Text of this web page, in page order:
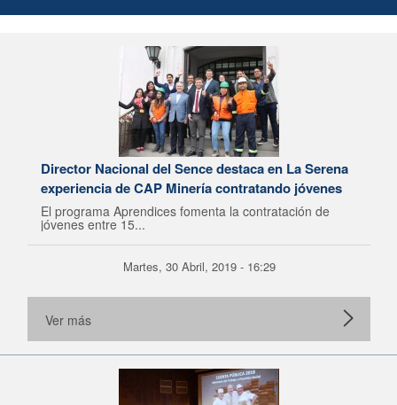
Director Nacional del Sence destaca en La Serena
experiencia de CAP Minería contratando jóvenes
El programa Aprendices fomenta la contratación de
jóvenes entre 15...
Martes, 30 Abril, 2019 - 16:29
Ver más